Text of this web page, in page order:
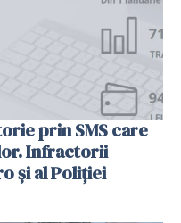
prin SMS care
Infractorii
și al Poliției